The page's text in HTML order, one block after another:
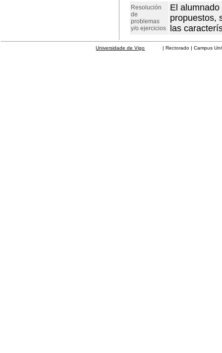
Resolución
de
problemas
y/o ejercicios
El
propuestos,
las
Universidade de Vigo | Rectorado | Campus